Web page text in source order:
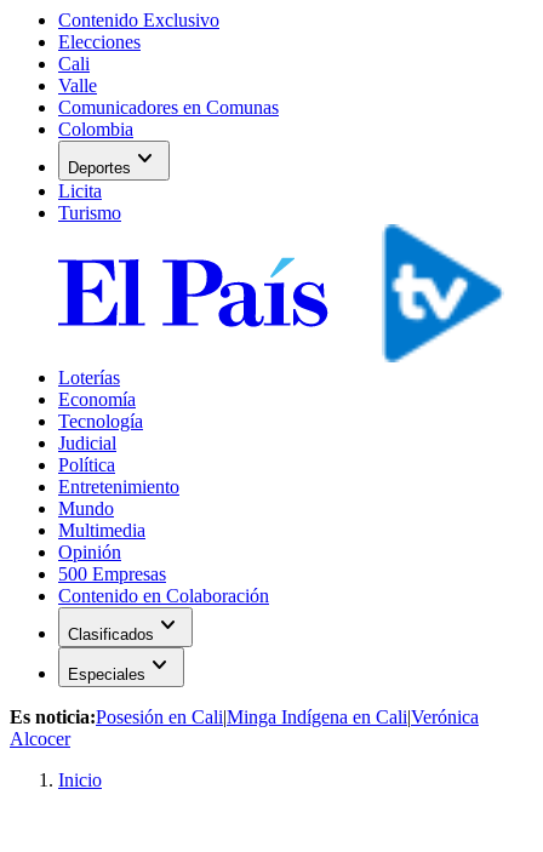
Contenido Exclusivo
Elecciones
Cali
Valle
Comunicadores en Comunas
Colombia
Deportes expand_more
Licita
Turismo
Loterías
Economía
Tecnología
Judicial
Política
Entretenimiento
Mundo
Multimedia
Opinión
500 Empresas
Contenido en Colaboración
Clasificados expand_more
Especiales expand_more
Es noticia:Posesión en Cali|Minga Indígena en Cali|Verónica
Alcocer
Inicio